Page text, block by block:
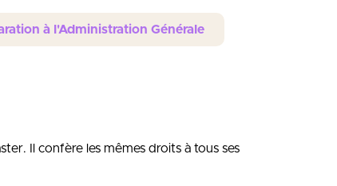
à l'Administration Générale
Il confère les mêmes droits à tous ses